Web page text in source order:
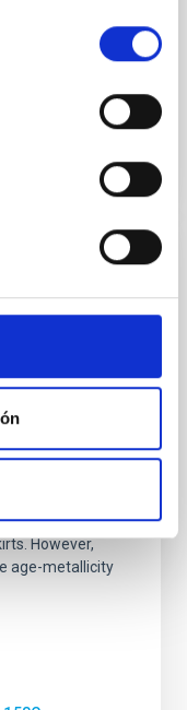
in quiescent
Fe-, and
of massive
powerful
photometric
of these
However,
age-metallicity